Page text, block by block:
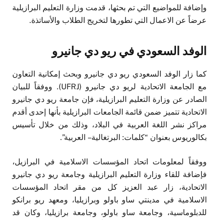
وإضافة للمواضيع التي تم بحثها، قدمت وزارة التعليم البرازيلية
عرضاً عن الاعمال التي تطورها لتخريج الطلاب والأساتذة.
الوفد السعودي في ريو دي جانيرو
كما زار الوفد السعودي ريو دي جانيرو وبحث إمكانية التعاون
مع الجامعة الاتحادية لريو دي جانيرو (UFRJ). ووفقاً للبيان
الصادر عن وزارة التعليم البرازيلية، فإن جامعة ريو دي جانيرو
الاتحادية تتميز ضمن قائمة الجامعات البرازيلية بأنها إحدى أقدم
مراكز نشر اللغة العربية في البلاد، وذلك من خلال تأسيس
بكالوريوس بعنوان “كلمات: البرتغالية – العربية”.
ووفقاً لمعلومات اتحاد المؤسسات الاسلامية في البرازيل،
فإضافة للقاء وزارة التعليم البرازيلية وجامعة ريو دي جانيرو
الاتحادية، زار عبد العزيز كل من مقر اتحاد المؤسسات
الاسلامية في مدينتي ساو باولو وبرازيليا، ومعهد ريو برانكو
للدبلوماسية، وجامعة ساو باولو، وجامعة برازيليا، وكان قد